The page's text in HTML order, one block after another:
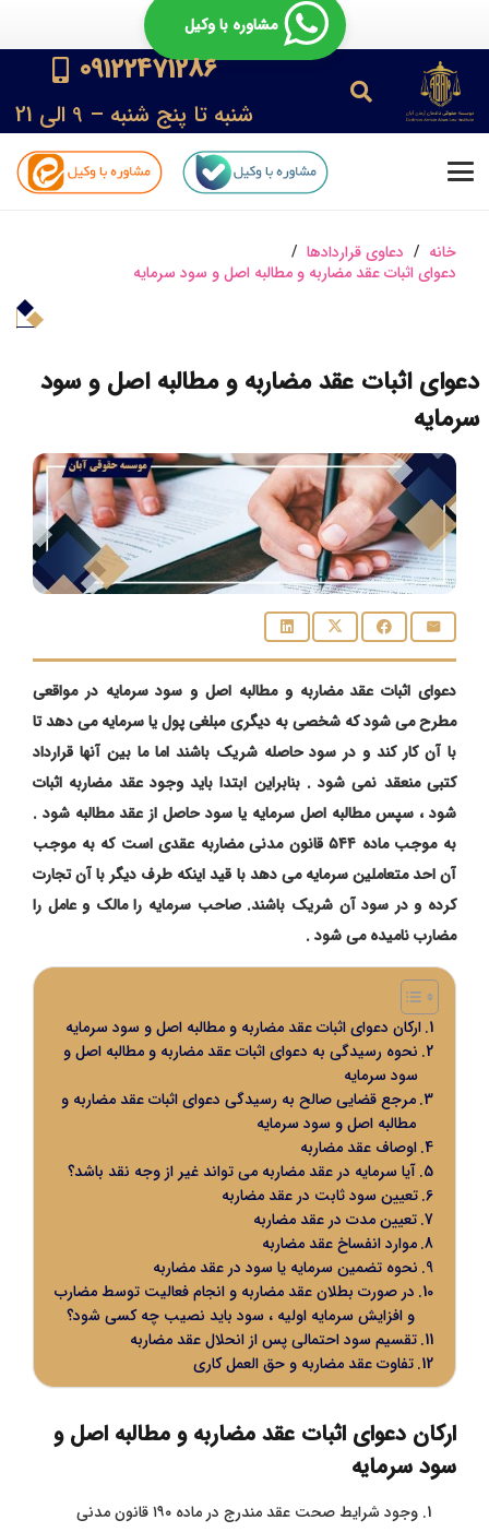
مشاوره با وکیل
09122471286
شنبه تا پنج شنبه – 9 الی 21
خانه / دعاوی قراردادها /
دعوای اثبات عقد مضاربه و مطالبه اصل و سود سرمایه
دعوای اثبات عقد مضاربه و مطالبه اصل و سود
سرمایه
دعوای اثبات عقد مضاربه و مطالبه اصل و سود سرمایه در مواقعی
مطرح می شود که شخصی به دیگری مبلغی پول یا سرمایه می دهد تا
با آن کار کند و در سود حاصله شریک باشند اما ما بین آنها قرارداد
کتبی منعقد نمی شود . بنابراین ابتدا باید وجود عقد مضاربه اثبات
شود ، سپس مطالبه اصل سرمایه یا سود حاصل از عقد مطالبه شود .
به موجب ماده ۵۴۴ قانون مدنی مضاربه عقدی است که به موجب
آن احد متعاملین سرمایه می دهد با قید اینکه طرف دیگر با آن تجارت
کرده و در سود آن شریک باشند. صاحب سرمایه را مالک و عامل را
مضارب نامیده می شود .
ارکان دعوای اثبات عقد مضاربه و مطالبه اصل و سود سرمایه
نحوه رسیدگی به دعوای اثبات عقد مضاربه و مطالبه اصل و
سود سرمایه
مرجع قضایی صالح به رسیدگی دعوای اثبات عقد مضاربه و
مطالبه اصل و سود سرمایه
اوصاف عقد مضاربه
آیا سرمایه در عقد مضاربه می تواند غیر از وجه نقد باشد؟
تعیین سود ثابت در عقد مضاربه
تعیین مدت در عقد مضاربه
موارد انفساخ عقد مضاربه
نحوه تضمین سرمایه یا سود در عقد مضاربه
در صورت بطلان عقد مضاربه و انجام فعالیت توسط مضارب
و افزایش سرمایه اولیه ، سود باید نصیب چه کسی شود؟
تقسیم سود احتمالی پس از انحلال عقد مضاربه
تفاوت عقد مضاربه و حق العمل کاری
ارکان دعوای اثبات عقد مضاربه و مطالبه اصل و
سود سرمایه
وجود شرایط صحت عقد مندرج در ماده ۱۹۰ قانون مدنی